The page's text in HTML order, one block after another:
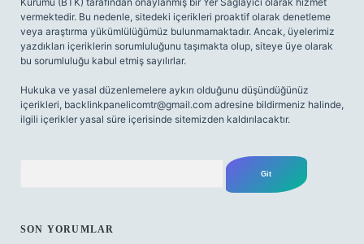
vermektedir. Bu nedenle, sitedeki içerikleri proaktif olarak denetleme
veya araştırma yükümlülüğümüz bulunmamaktadır. Ancak, üyelerimiz
yazdıkları içeriklerin sorumluluğunu taşımakta olup, siteye üye olarak
bu sorumluluğu kabul etmiş sayılırlar.
Hukuka ve yasal düzenlemelere aykırı olduğunu düşündüğünüz
içerikleri, backlinkpanelicomtr@gmail.com adresine bildirmeniz halinde,
ilgili içerikler yasal süre içerisinde sitemizden kaldırılacaktır.
SON YORUMLAR